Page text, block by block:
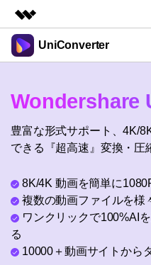
製品
ユーティリティ
概要
ソリューション
プラン＆価格
サポート
UniConverter
UniConverter-動画変換ソフ
UniConverter Windows
音声をテキ
確かつ便利に
【簡単】複
オンラインツール
オンライン
動画・画像の
Ver17へアップグレード
使い方&コツ
操作ガイド
特集ページ
Wondershare
豊富な形式サポート、4K/
できる『超高速』変換・圧
8K/4K 動画を簡単に
複数の動画ファイルを様
ワンクリックで100%AI
る
10000＋動画サイトから